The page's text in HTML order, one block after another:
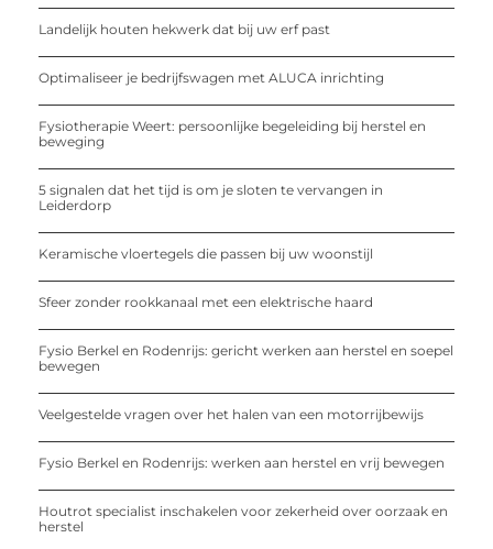
Landelijk houten hekwerk dat bij uw erf past
Optimaliseer je bedrijfswagen met ALUCA inrichting
Fysiotherapie Weert: persoonlijke begeleiding bij herstel en
beweging
5 signalen dat het tijd is om je sloten te vervangen in
Leiderdorp
Keramische vloertegels die passen bij uw woonstijl
Sfeer zonder rookkanaal met een elektrische haard
Fysio Berkel en Rodenrijs: gericht werken aan herstel en soepel
bewegen
Veelgestelde vragen over het halen van een motorrijbewijs
Fysio Berkel en Rodenrijs: werken aan herstel en vrij bewegen
Houtrot specialist inschakelen voor zekerheid over oorzaak en
herstel